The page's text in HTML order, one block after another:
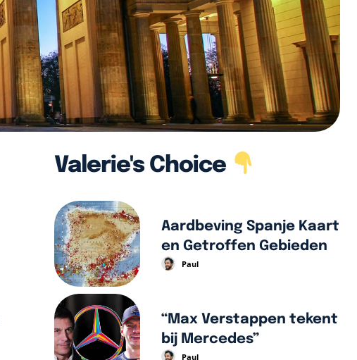
Valerie's Choice
Aardbeving Spanje Kaart
en Getroffen Gebieden
Paul
“Max Verstappen tekent
bij Mercedes”
Paul